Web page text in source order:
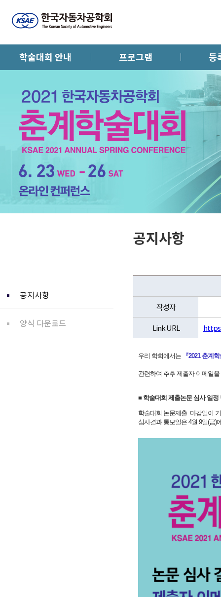
학술대회 안내 프로그램 등
공지사항
공지사항
양식 다운로드
작성자
Link URL
우리 학회에서는 『2021 춘계
관련하여 추후 제출자 이메일
■ 학술대회 제출논문 심사 일정
학술대회 논문제출 마감일이
심사결과 통보일은 4월 9일(금)